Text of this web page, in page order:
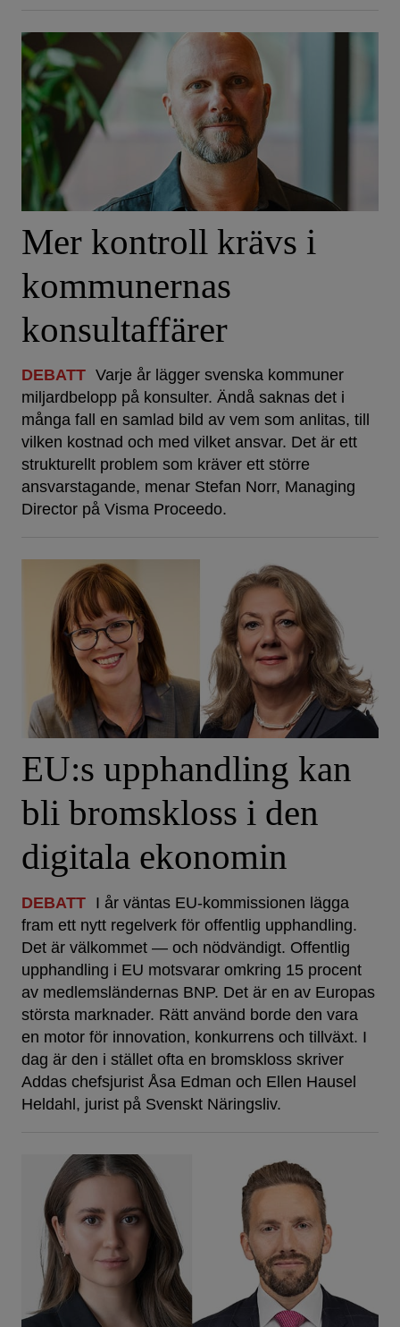
Mer kontroll krävs i
kommunernas
konsultaffärer
DEBATT Varje år lägger svenska kommuner
miljardbelopp på konsulter. Ändå saknas det i
många fall en samlad bild av vem som anlitas, till
vilken kostnad och med vilket ansvar. Det är ett
strukturellt problem som kräver ett större
ansvarstagande, menar Stefan Norr, Managing
Director på Visma Proceedo.
EU:s upphandling kan
bli bromskloss i den
digitala ekonomin
DEBATT I år väntas EU-kommissionen lägga
fram ett nytt regelverk för offentlig upphandling.
Det är välkommet — och nödvändigt. Offentlig
upphandling i EU motsvarar omkring 15 procent
av medlemsländernas BNP. Det är en av Europas
största marknader. Rätt använd borde den vara
en motor för innovation, konkurrens och tillväxt. I
dag är den i stället ofta en bromskloss skriver
Addas chefsjurist Åsa Edman och Ellen Hausel
Heldahl, jurist på Svenskt Näringsliv.